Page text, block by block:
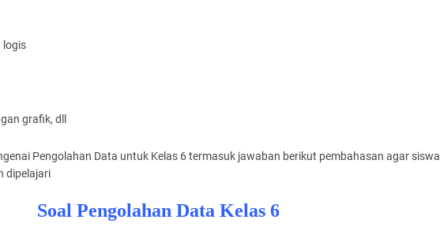
logis
grafik, dll
Pengolahan Data untuk Kelas 6 termasuk jawaban berikut pembahasan agar siswa
dipelajari
Soal Pengolahan Data Kelas 6